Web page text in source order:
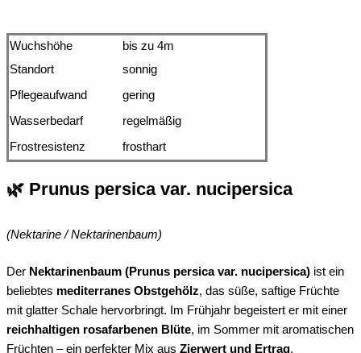
Wuchshöhe
bis zu 4m
Standort
sonnig
Pflegeaufwand
gering
Wasserbedarf
regelmäßig
Frostresistenz
frosthart
🌿 Prunus persica var. nucipersica
(Nektarine / Nektarinenbaum)
Der Nektarinenbaum (Prunus persica var. nucipersica) ist ein
beliebtes mediterranes Obstgehölz, das süße, saftige Früchte
mit glatter Schale hervorbringt. Im Frühjahr begeistert er mit einer
reichhaltigen rosafarbenen Blüte, im Sommer mit aromatischen
Früchten – ein perfekter Mix aus Zierwert und Ertrag.